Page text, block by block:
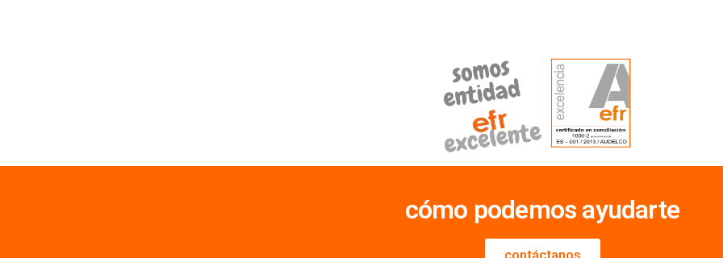
cómo podemos ayudarte